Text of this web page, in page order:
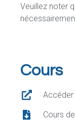
Veuillez noter
Cours
Accéder
Cours